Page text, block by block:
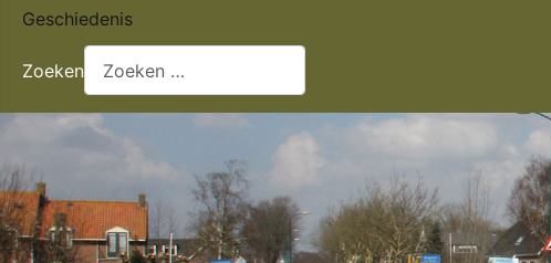
Geschiedenis
Zoeken